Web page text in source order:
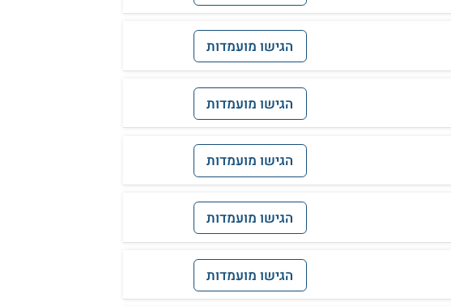
הגישו מועמדות
הגישו מועמדות
הגישו מועמדות
הגישו מועמדות
הגישו מועמדות